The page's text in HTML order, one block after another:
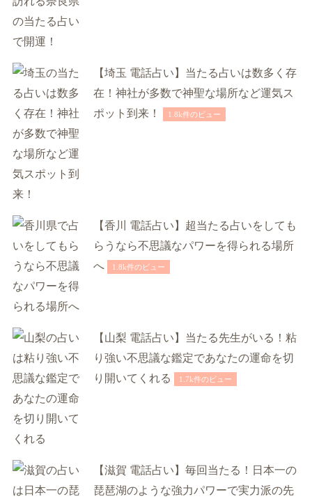
【埼玉 電話占い】当たる占いは数多く存
在！神社が多数で神聖な場所など運気ス
ポット到来！
1.8k件のビュー
【香川 電話占い】超当たる占いをしても
らうなら不思議なパワーを得られる場所
へ
1.8k件のビュー
【山梨 電話占い】当たる先生がいる！粘
り強い不思議な鑑定であなたの運命を切
り開いてくれる
1.7k件のビュー
【滋賀 電話占い】毎回当たる！日本一の
琵琶湖のような強力パワーで実力派の先